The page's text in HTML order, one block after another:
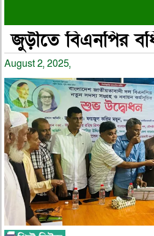
জুড়ীতে বিএনপির
August 2, 2025,